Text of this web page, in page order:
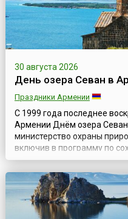
30 августа 2026
День озера Севан в
Праздники Армении
С 1999 года последнее
Армении Днём озера
министерство охраны
включив в программу по
мероприятия,
условий озера и
контролем сотрудников
В этих мероприятиях, одно